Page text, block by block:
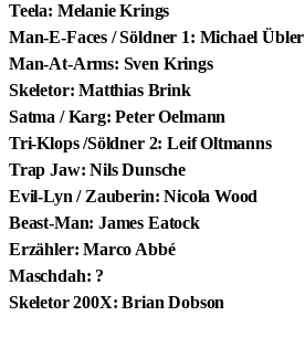
Teela: Melanie Krings
Man-E-Faces / Söldner 1: Michael Übler
Man-At-Arms: Sven Krings
Skeletor: Matthias Brink
Satma / Karg: Peter Oelmann
Tri-Klops /Söldner 2: Leif Oltmanns
Trap Jaw: Nils Dunsche
Evil-Lyn / Zauberin: Nicola Wood
Beast-Man: James Eatock
Erzähler: Marco Abbé
Maschdah: ?
Skeletor 200X: Brian Dobson